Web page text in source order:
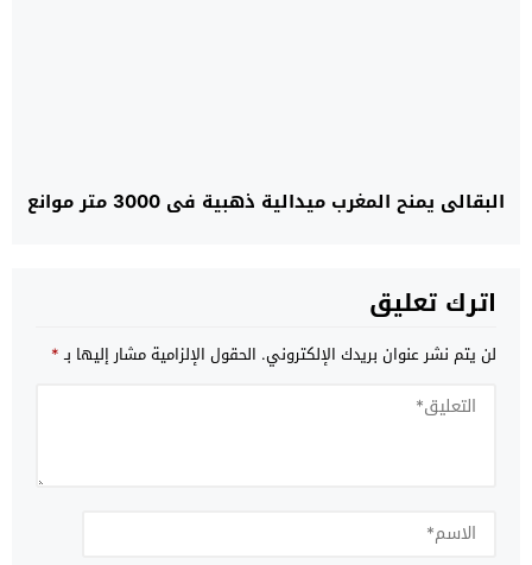
البقالي يمنح المغرب ميدالية ذهبية في 3000 متر موانع
اترك تعليق
لن يتم نشر عنوان بريدك الإلكتروني. الحقول الإلزامية مشار إليها بـ*